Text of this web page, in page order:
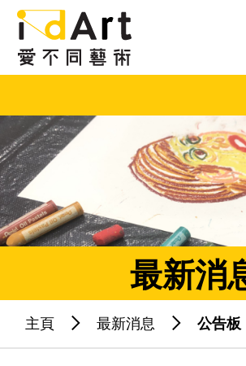
跳到內容（按回車鍵）
简 A
熱門關鍵字：藝術共融 藝術家
最新消
主頁 最新消息 公告板